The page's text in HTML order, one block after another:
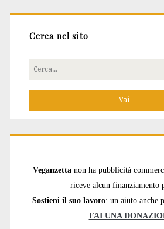
Cerca nel sito
Cerca
per:
Veganzetta non ha pubblicità
riceve alcun finanziamento
Sostieni il suo lavoro: un aiuto anche
FAI UNA